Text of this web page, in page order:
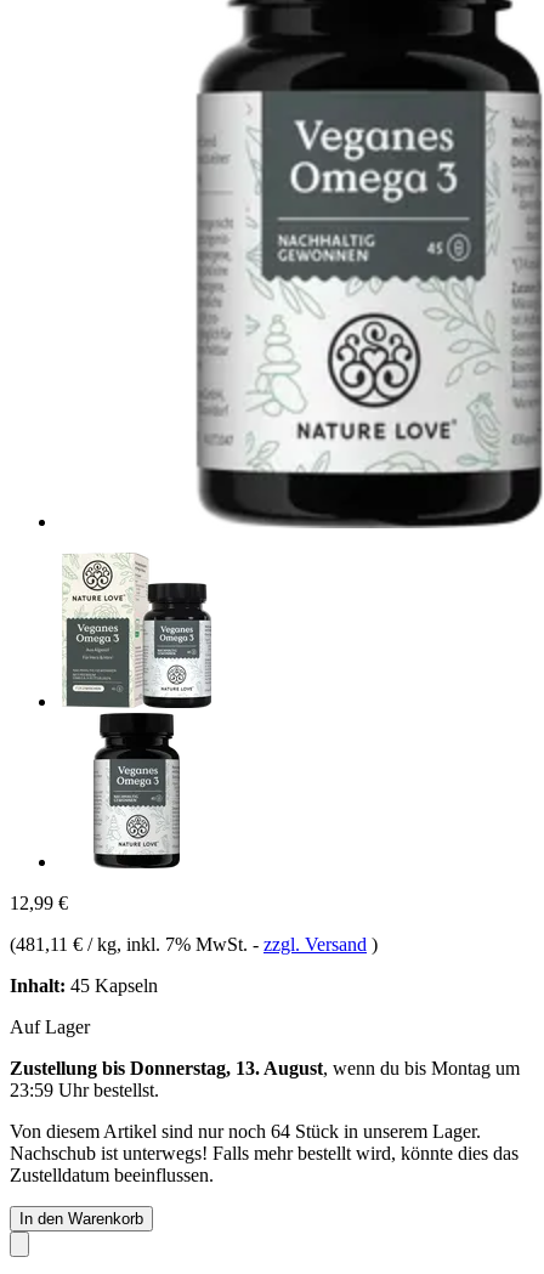
12,99 €
(481,11 € / kg, inkl. 7% MwSt. - zzgl. Versand )
Inhalt: 45 Kapseln
Auf Lager
Zustellung bis Donnerstag, 13. August, wenn du bis Montag um
23:59 Uhrbestellst.
Von diesem Artikel sind nur noch 64 Stück in unserem Lager.
Nachschub ist unterwegs! Falls mehr bestellt wird, könnte dies das
Zustelldatum beeinflussen.
In den Warenkorb